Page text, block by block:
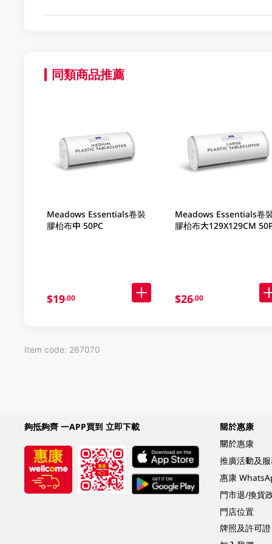
同類商品推薦
Meadows Essentials卷裝
膠枱布中 50PC
$19.00
Meadows Essentials卷
膠枱布大129X129CM
$26.00
Item code: 267070
夠抵夠齊 一APP買到 立即下載
關於惠康
關於惠康
推廣活動及
惠康
門市退/換貨
門店位置
牌照及許可證